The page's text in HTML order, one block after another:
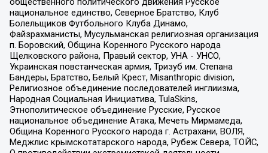
национальное единство, Северное Братство, Клуб
Болельщиков Футбольного Клуба Динамо,
Файзрахманисты, Мусульманская религиозная организация
п. Боровский, Община Коренного Русского народа
Щелковского района, Правый сектор, УНА - УНСО,
Украинская повстанческая армия, Тризуб им. Степана
Бандеры, Братство, Белый Крест, Misanthropic division,
Религиозное объединение последователей инглиизма,
Народная Социальная Инициатива, TulaSkins,
Этнополитическое объединение Русские, Русское
национальное объединение Атака, Мечеть Мирмамеда,
Община Коренного Русского народа г. Астрахани, ВОЛЯ,
Меджлис крымскотатарского народа, Рубеж Севера, ТОЙС,